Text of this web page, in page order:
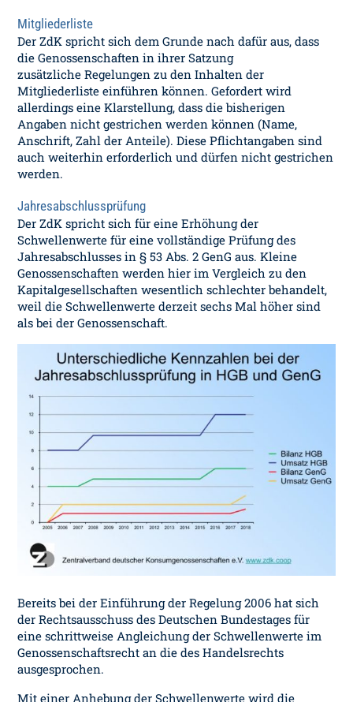
Mitgliederliste
Der ZdK spricht sich dem Grunde nach dafür aus, dass
die Genossenschaften in ihrer Satzung
zusätzliche Regelungen zu den Inhalten der
Mitgliederliste einführen können. Gefordert wird
allerdings eine Klarstellung, dass die bisherigen
Angaben nicht gestrichen werden können (Name,
Anschrift, Zahl der Anteile). Diese Pflichtangaben sind
auch weiterhin erforderlich und dürfen nicht gestrichen
werden.
Jahresabschlussprüfung
Der ZdK spricht sich für eine Erhöhung der
Schwellenwerte für eine vollständige Prüfung des
Jahresabschlusses in § 53 Abs. 2 GenG aus. Kleine
Genossenschaften werden hier im Vergleich zu den
Kapitalgesellschaften wesentlich schlechter behandelt,
weil die Schwellenwerte derzeit sechs Mal höher sind
als bei der Genossenschaft.
Bereits bei der Einführung der Regelung 2006 hat sich
der Rechtsausschuss des Deutschen Bundestages für
eine schrittweise Angleichung der Schwellenwerte im
Genossenschaftsrecht an die des Handelsrechts
ausgesprochen.
Mit einer Anhebung der Schwellenwerte wird die